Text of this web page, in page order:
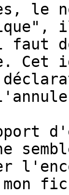
le
faut
Cet
mon